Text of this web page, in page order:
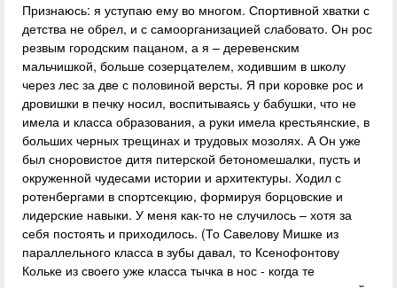
Признаюсь: я уступаю ему во многом. Спортивной хватки с
детства не обрел, и с самоорганизацией слабовато. Он рос
резвым городским пацаном, а я – деревенским
мальчишкой, больше созерцателем, ходившим в школу
через лес за две с половиной версты. Я при коровке рос и
дровишки в печку носил, воспитываясь у бабушки, что не
имела и класса образования, а руки имела крестьянские, в
больших черных трещинах и трудовых мозолях. А Он уже
был сноровистое дитя питерской бетономешалки, пусть и
окруженной чудесами истории и архитектуры. Ходил с
ротенбергами в спортсекцию, формируя борцовские и
лидерские навыки. У меня как-то не случилось – хотя за
себя постоять и приходилось. (То Савелову Мишке из
параллельного класса в зубы давал, то Ксенофонтову
Кольке из своего уже класса тычка в нос - когда те